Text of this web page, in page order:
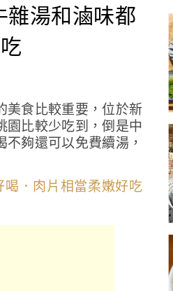
湯和滷味都
美食比較重要，位於新
園比較少吃到，倒是中
夠還可以免費續湯，